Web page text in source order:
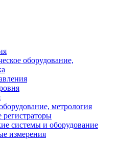
оборудование,
метрология
системы и оборудование
измерения